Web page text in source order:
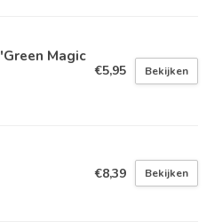
Magic
€5,95 Bekijken
€8,39 Bekijken